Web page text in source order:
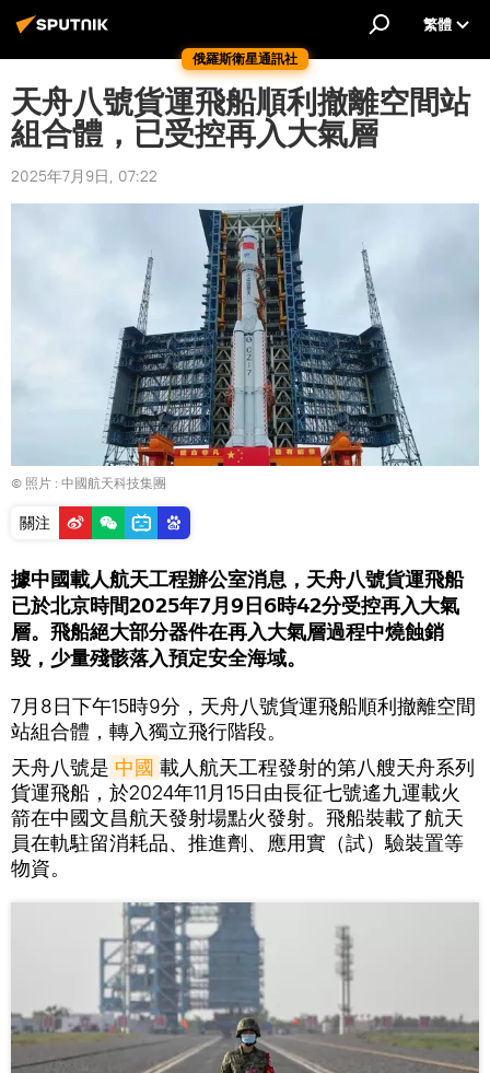
俄羅斯衛星通訊社
繁體
天舟八號貨運飛船順利撤離空間站
組合體，已受控再入大氣層
2025年7月9日, 07:22
© 照片 : 中國航天科技集團
關注
據中國載人航天工程辦公室消息，天舟八號貨運飛船
已於北京時間2025年7月9日6時42分受控再入大氣
層。飛船絕大部分器件在再入大氣層過程中燒蝕銷
毀，少量殘骸落入預定安全海域。
7月8日下午15時9分，天舟八號貨運飛船順利撤離空間
站組合體，轉入獨立飛行階段。
天舟八號是 中國 載人航天工程發射的第八艘天舟系列
貨運飛船，於2024年11月15日由長征七號遙九運載火
箭在中國文昌航天發射場點火發射。飛船裝載了航天
員在軌駐留消耗品、推進劑、應用實（試）驗裝置等
物資。